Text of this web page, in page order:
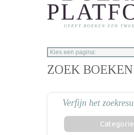
ZOEK BOEKEN
Categorie